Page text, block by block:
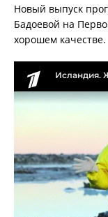
Новый выпуск
Бадоевой на
хорошем качестве.